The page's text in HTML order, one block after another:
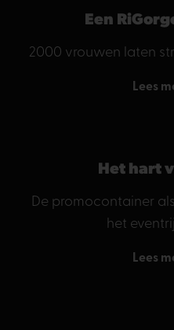
Een
2000 vrouwen laten
Lees
Het hart
De promocontainer
het
Lees